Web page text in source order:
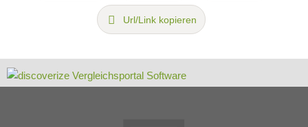
Url/Link kopieren